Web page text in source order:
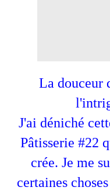
La douceur
J'ai déniché
Pâtisserie #22
crée. Je me
certaines